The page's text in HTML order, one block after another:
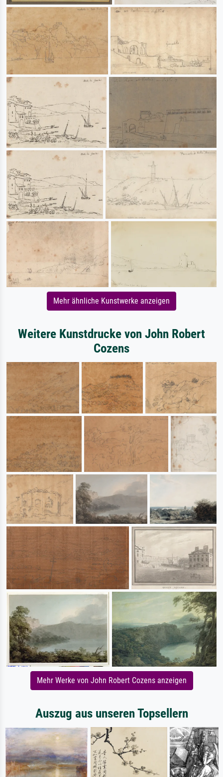
Mehr ähnliche Kunstwerke anzeigen
Weitere Kunstdrucke von John Robert
Cozens
Mehr Werke von John Robert Cozens anzeigen
Auszug aus unseren Topsellern